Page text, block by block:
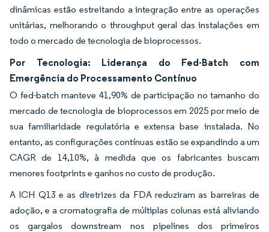
dinâmicas estão estreitando a integração entre as operações
unitárias, melhorando o throughput geral das instalações em
todo o mercado de tecnologia de bioprocessos.
Por Tecnologia: Liderança do Fed-Batch com
Emergência do Processamento Contínuo
O fed-batch manteve 41,90% de participação no tamanho do
mercado de tecnologia de bioprocessos em 2025 por meio de
sua familiaridade regulatória e extensa base instalada. No
entanto, as configurações contínuas estão se expandindo a um
CAGR de 14,10%, à medida que os fabricantes buscam
menores footprints e ganhos no custo de produção.
A ICH Q13 e as diretrizes da FDA reduziram as barreiras de
adoção, e a cromatografia de múltiplas colunas está aliviando
os gargalos downstream nos pipelines dos primeiros